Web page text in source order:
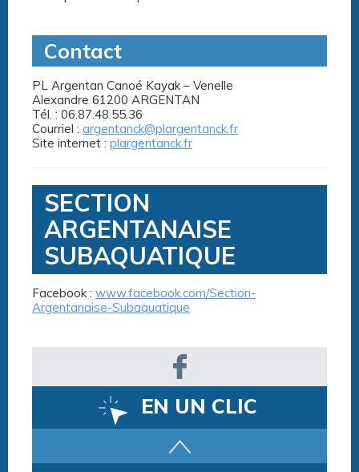
Contact
PL Argentan Canoé Kayak – Venelle
Alexandre 61200 ARGENTAN
Tél. : 06.87.48.55.36
Courriel : argentanck@plargentanck.fr
Site internet : plargentanck.fr
SECTION
ARGENTANAISE
SUBAQUATIQUE
Facebook : www.facebook.com/Section-
Argentanaise-Subaquatique
EN UN CLIC